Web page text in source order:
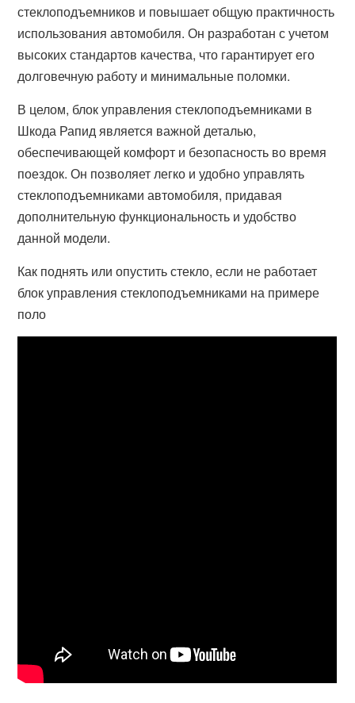
стеклоподъемников и повышает общую практичность
использования автомобиля. Он разработан с учетом
высоких стандартов качества, что гарантирует его
долговечную работу и минимальные поломки.
В целом, блок управления стеклоподъемниками в
Шкода Рапид является важной деталью,
обеспечивающей комфорт и безопасность во время
поездок. Он позволяет легко и удобно управлять
стеклоподъемниками автомобиля, придавая
дополнительную функциональность и удобство
данной модели.
Как поднять или опустить стекло, если не работает
блок управления стеклоподъемниками на примере
поло